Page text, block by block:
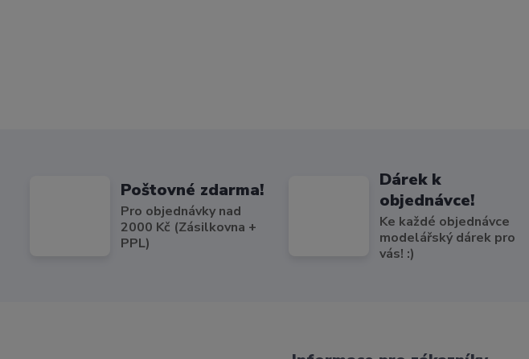
Poštovné zdarma!
Pro objednávky nad
2000 Kč (Zásilkovna +
PPL)
Dárek k
objednávce!
Ke každé objednávce
modelářský dárek pro
vás! :)